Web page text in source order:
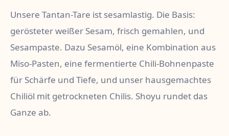
Unsere Tantan-Tare ist sesamlastig. Die Basis:
gerösteter weißer Sesam, frisch gemahlen, und
Sesampaste. Dazu Sesamöl, eine Kombination aus
Miso-Pasten, eine fermentierte Chili-Bohnenpaste
für Schärfe und Tiefe, und unser hausgemachtes
Chiliöl mit getrockneten Chilis. Shoyu rundet das
Ganze ab.